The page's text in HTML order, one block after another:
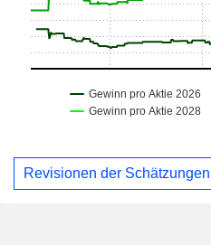
Revisionen der Schätzungen